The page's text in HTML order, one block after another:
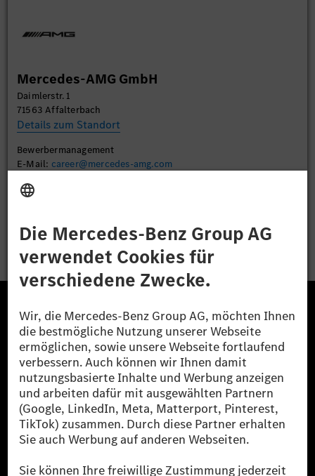
Mercedes-AMG GmbH
Daimlerstr. 1
71563 Affalterbach
Details zum Standort
Bewerbermanagement
E-Mail: career@mercedes-amg.com
Bewerben
Die Mercedes-Benz Group.
Die Mercedes-Benz Group AG (ehemals Daimler AG)
ist eines der erfolgreichsten Automobilunternehmen
der Welt. Mit der Mercedes-Benz AG gehören wir zu
den größten Anbietern von Premium- und Luxus-Pkw
und Vans. Die Mercedes-Benz Mobility AG bietet
Finanzierung, Leasing, Fahrzeugabos und –miete,
Flottenmanagement, digitale Services rund um Laden
und Bezahlen, die Vermittlung von Versicherungen